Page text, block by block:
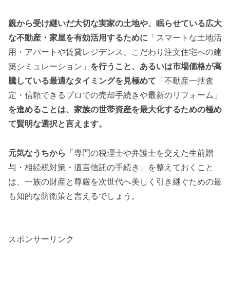
親から受け継いだ大切な実家の土地や、眠らせている広大
な不動産・家屋を有効活用するために 「スマートな土地活
用・アパートや賃貸レジデンス、こだわり注文住宅への建
築シミュレーション」 を行うこと、あるいは市場価格が高
騰している最適なタイミングを見極めて 「不動産一括査
定・信頼できるプロでの売却手続きや最新のリフォーム」
を進めることは、家族の世帯資産を最大化するための極め
て賢明な選択と言えます。
元気なうちから 「専門の税理士や弁護士を交えた生前贈
与・相続税対策・遺言信託の手続き」を整えておくこと
は、一族の財産と尊厳を次世代へ美しく引き継ぐための最
も知的な防衛策と言えるでしょう。
スポンサーリンク